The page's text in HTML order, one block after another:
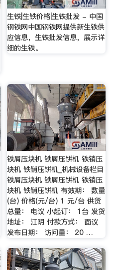
生铁|生铁价格|生铁批发 - 中国
钢铁网中国钢铁网提供新生铁供
应信息，生铁批发信息，展示详
细的生铁。
铁屑压块机 铁屑压饼机 铁销压
块机 铁销压饼机_机械设备栏目
铁屑压块机 铁屑压饼机 铁销压
块机 铁销压饼机 有效期： 数量
(台) 价格(元/台) 1 元/台 供货
总量： 电议 小起订： 1台 发货
地址： 江阴 付款方式： 面议
发布日期： 访问量： 20 …